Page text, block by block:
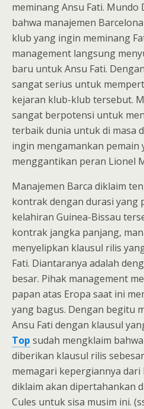
meminang Ansu Fati.
bahwa manajemen
klub yang ingin meminang
management langsung
baru untuk Ansu Fati.
sangat serius untuk
kejaran klub-klub tersebut.
sangat berpotensi untuk
terbaik dunia untuk di masa
ingin mengamankan pemain
menggantikan peran Lionel
Manajemen Barca diklaim
kontrak dengan durasi yang
kelahiran Guinea-Bissau
kontrak jangka panjang,
menyelipkan klausul rilis
Fati. Diantaranya adalah
besar. Pihak management
papan atas Eropa saat ini
yang bagus. Dengan begitu
Ansu Fati dengan klausul
Top sudah mengklaim
diberikan klausul rilis
memagari kepergiannya dari
diklaim akan dipertahankan
Cules untuk sisa musim ini.